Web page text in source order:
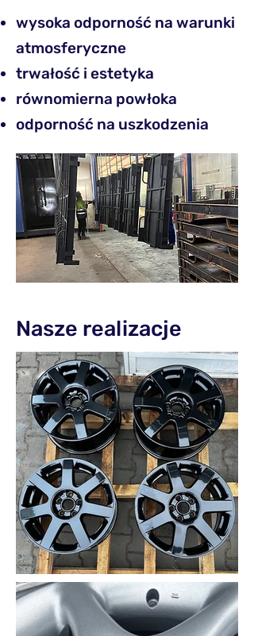
wysoka odporność na warunki
atmosferyczne
trwałość i estetyka
równomierna powłoka
odporność na uszkodzenia
Nasze realizacje